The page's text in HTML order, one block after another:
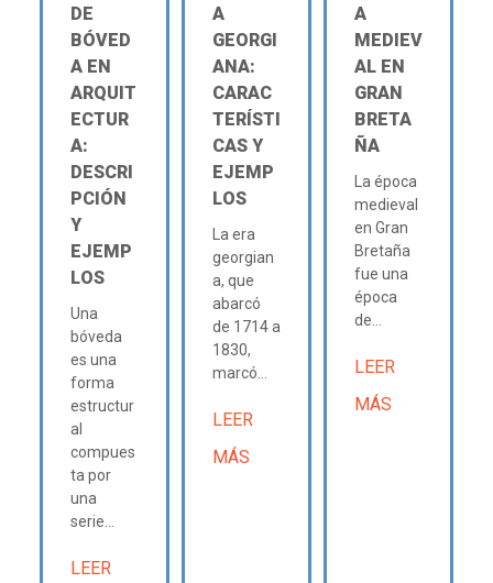
DE
BÓVED
A EN
ARQUIT
ECTUR
A:
DESCRI
PCIÓN
Y
EJEMP
LOS
Una
bóveda
es una
forma
estructur
al
compues
ta por
una
serie...
LEER
A
GEORGI
ANA:
CARAC
TERÍSTI
CAS Y
EJEMP
LOS
La era
georgian
a, que
abarcó
de 1714 a
1830,
marcó...
LEER
MÁS
A
MEDIEV
AL EN
GRAN
BRETA
ÑA
La época
medieval
en Gran
Bretaña
fue una
época
de...
LEER
MÁS